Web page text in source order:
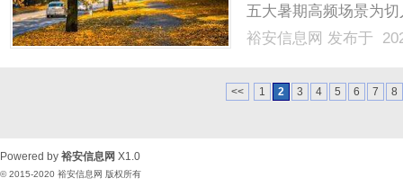
五大暑期高频场景为
思维为消费者提供兼
聚会，多元的生活场
裕安信息网 发布于
<< 1 2 3 4 5 6 7 8
Powered by 裕安信息网 X1.0
© 2015-2020 裕安信息网 版权所有